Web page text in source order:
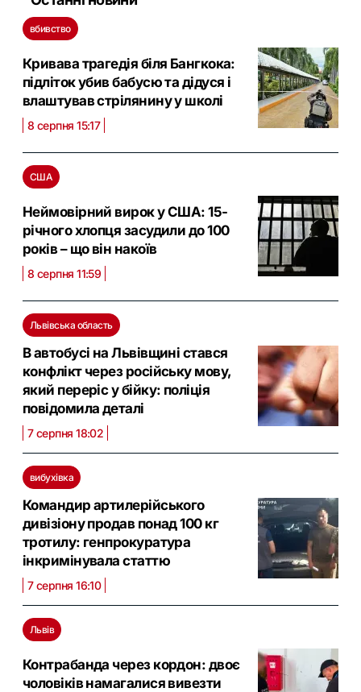
вбивство
Кривава трагедія біля Бангкока:
підліток убив бабусю та дідуся і
влаштував стрілянину у школі
8 серпня 15:17
США
Неймовірний вирок у США: 15-
річного хлопця засудили до 100
років – що він накоїв
8 серпня 11:59
Львівська область
В автобусі на Львівщині стався
конфлікт через російську мову,
який переріс у бійку: поліція
повідомила деталі
7 серпня 18:02
вибухівка
Командир артилерійського
дивізіону продав понад 100 кг
тротилу: генпрокуратура
інкримінувала статтю
7 серпня 16:10
Львів
Контрабанда через кордон: двоє
чоловіків намагалися вивезти